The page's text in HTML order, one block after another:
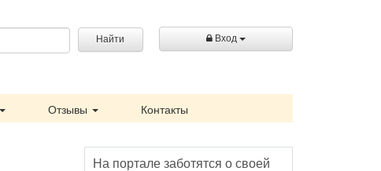
Найти Вход
Отзывы Контакты
На портале заботятся о своей